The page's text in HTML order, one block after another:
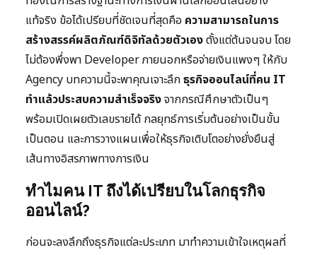
แท้จริง ข้อได้เปรียบที่ชัดเจนที่สุดคือ ความสามารถในการ
สร้างสรรค์ผลิตภัณฑ์ดิจิทัลด้วยตัวเองตั้งแต่ต้นจนจบ โดย
ไม่ต้องพึ่งพา Developer ภายนอกหรือจ่ายเงินแพงๆ ให้กับ
Agency บทความนี้จะพาคุณเจาะลึกธุรกิจออนไลน์ที่คน IT
ทำแล้วประสบความสำเร็จจริงจากกรณีศึกษาตัวเป็นๆ
พร้อมเปิดเผยตัวเลขรายได้ กลยุทธ์การเริ่มต้นอย่างเป็นขั้น
เป็นตอน และการวางแผนเพื่อให้ธุรกิจเติบโตอย่างยั่งยืนสู่
เส้นทางอิสรภาพทางการเงิน
ทำไมคน IT ถึงได้เปรียบในโลกธุรกิจ
ออนไลน์?
ก่อนจะลงลึกถึงธุรกิจแต่ละประเภท มาทำความเข้าใจเหตุผลที่